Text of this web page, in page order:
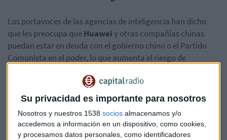
Su privacidad es importante para nosotros
Nosotros y nuestros 1538 socios almacenamos y/o
accedemos a información en un dispositivo, como cookies,
y procesamos datos personales, como identificadores
Los portavoces de las agencias de inteligencia han dicho
que les preocupa queHuaweiy otras compañías chinas
puedan estar en deuda con el gobierno chino o el Partido
Comunista en el poder, lo que aumenta el riesgo de
Washington ha estado considerando aumentar la ayuda
financiera para el desarrollo de las telecomunicaciones en
los países que rechazan los equipos de fabricación china,